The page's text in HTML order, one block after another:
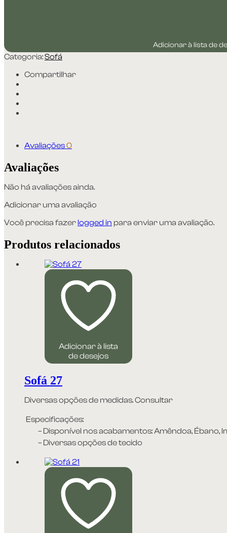
Adicionar à lista de
Categoria:Sofá
Compartilhar
Avaliações0
Avaliações
Não há avaliações ainda.
Adicionar uma avaliação
Você precisa fazer logged in para enviar uma avaliação.
Produtos relacionados
Adicionar à lista
de desejos
Sofá 27
Diversas opções de medidas. Consultar
Especificações:
– Disponível nos acabamentos: Amêndoa, Ébano,
– Diversas opções de tecido